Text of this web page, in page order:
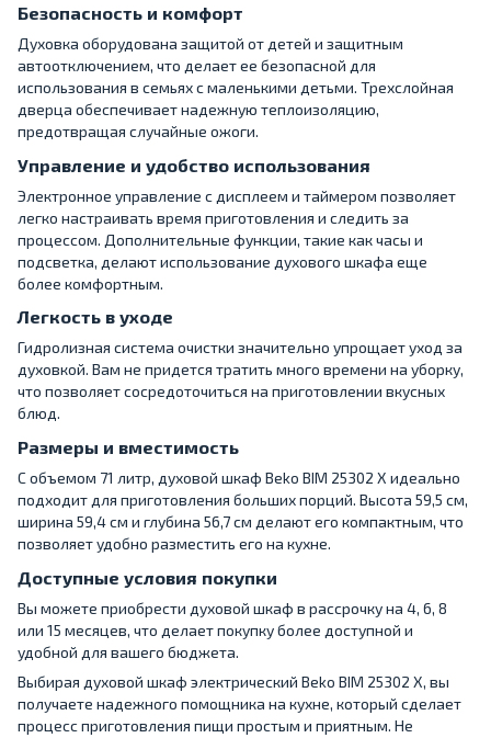
Безопасность и комфорт
Духовка оборудована защитой от детей и защитным
автоотключением, что делает ее безопасной для
использования в семьях с маленькими детьми. Трехслойная
дверца обеспечивает надежную теплоизоляцию,
предотвращая случайные ожоги.
Управление и удобство использования
Электронное управление с дисплеем и таймером позволяет
легко настраивать время приготовления и следить за
процессом. Дополнительные функции, такие как часы и
подсветка, делают использование духового шкафа еще
более комфортным.
Легкость в уходе
Гидролизная система очистки значительно упрощает уход за
духовкой. Вам не придется тратить много времени на уборку,
что позволяет сосредоточиться на приготовлении вкусных
блюд.
Размеры и вместимость
С объемом 71 литр, духовой шкаф Beko BIM 25302 X идеально
подходит для приготовления больших порций. Высота 59,5 см,
ширина 59,4 см и глубина 56,7 см делают его компактным, что
позволяет удобно разместить его на кухне.
Доступные условия покупки
Вы можете приобрести духовой шкаф в рассрочку на 4, 6, 8
или 15 месяцев, что делает покупку более доступной и
удобной для вашего бюджета.
Выбирая духовой шкаф электрический Beko BIM 25302 X, вы
получаете надежного помощника на кухне, который сделает
процесс приготовления пищи простым и приятным. Не